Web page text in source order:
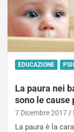
EDUCAZIONE
La paura nei
sono le cause
7 Dicembre 2017
La paura è la